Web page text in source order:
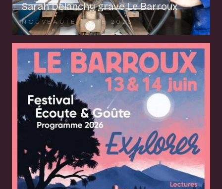
Sarah Delanchy grave Le Barroux
NOUVEAUTÉ — ÉTÉ 2026